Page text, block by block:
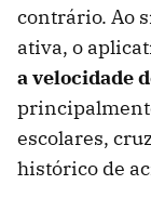
contrário. Ao
ativa, o
a velocidade
escolares,
histórico de